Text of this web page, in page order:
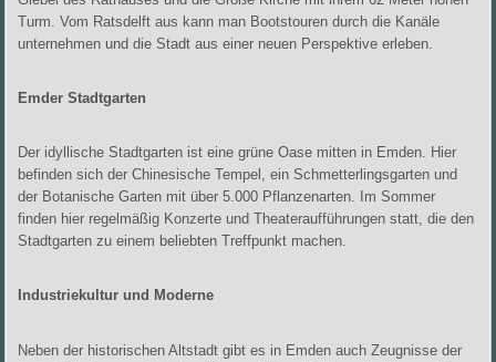
Turm. Vom Ratsdelft aus kann man Bootstouren durch die Kanäle
unternehmen und die Stadt aus einer neuen Perspektive erleben.
Emder Stadtgarten
Der idyllische Stadtgarten ist eine grüne Oase mitten in Emden. Hier
befinden sich der Chinesische Tempel, ein Schmetterlingsgarten und
der Botanische Garten mit über 5.000 Pflanzenarten. Im Sommer
finden hier regelmäßig Konzerte und Theateraufführungen statt, die den
Stadtgarten zu einem beliebten Treffpunkt machen.
Industriekultur und Moderne
Neben der historischen Altstadt gibt es in Emden auch Zeugnisse der